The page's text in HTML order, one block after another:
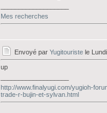
Mes recherches
Envoyé par Yugitouriste le
up
http://www.finalyugi.com/yugioh-
trade-r-bujin-et-sylvan.html